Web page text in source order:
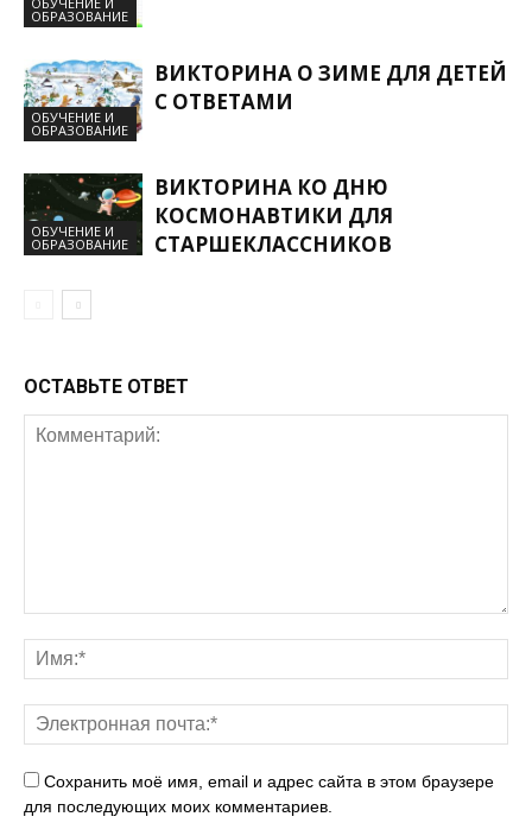
ОБРАЗОВАНИЕ
ОБУЧЕНИЕ И
ОБРАЗОВАНИЕ
ВИКТОРИНА О ЗИМЕ ДЛЯ ДЕТЕЙ
С ОТВЕТАМИ
ОБУЧЕНИЕ И
ОБРАЗОВАНИЕ
ВИКТОРИНА КО ДНЮ
КОСМОНАВТИКИ ДЛЯ
СТАРШЕКЛАССНИКОВ
ОСТАВЬТЕ ОТВЕТ
Сохранить моё имя, email и адрес сайта в этом браузере
для последующих моих комментариев.